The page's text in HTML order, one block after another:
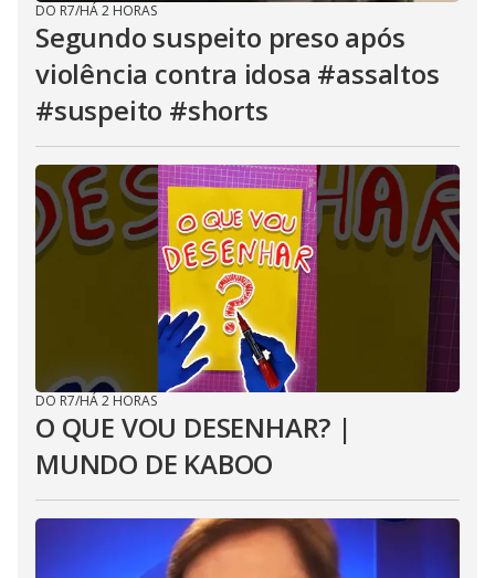
DO R7/HÁ 2 HORAS
Segundo suspeito preso após
violência contra idosa #assaltos
#suspeito #shorts
DO R7/HÁ 2 HORAS
O QUE VOU DESENHAR? |
MUNDO DE KABOO